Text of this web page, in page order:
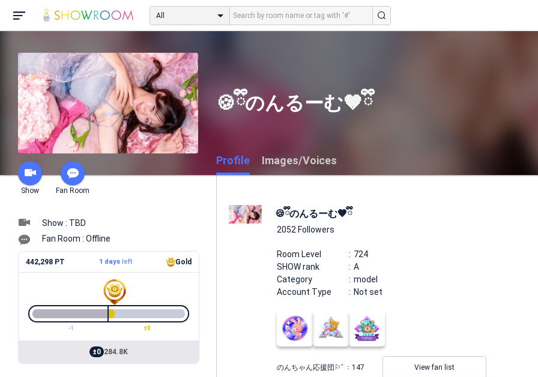
All
Show Fan Room
🍪ྀིのんるーむ🤎ྀི
Profile Images/Voices
Show : TBD
Fan Room : Offline
442,298 PT 1 days left Gold
-1 ±0
±0 284.8K
🍪ྀིのんるーむ🤎ྀི
2052 Followers
Room Level
724
SHOW rank
A
Category
model
Account Type
Not set
のんちゃん応援団⚐ﾞ： 147 View fan list